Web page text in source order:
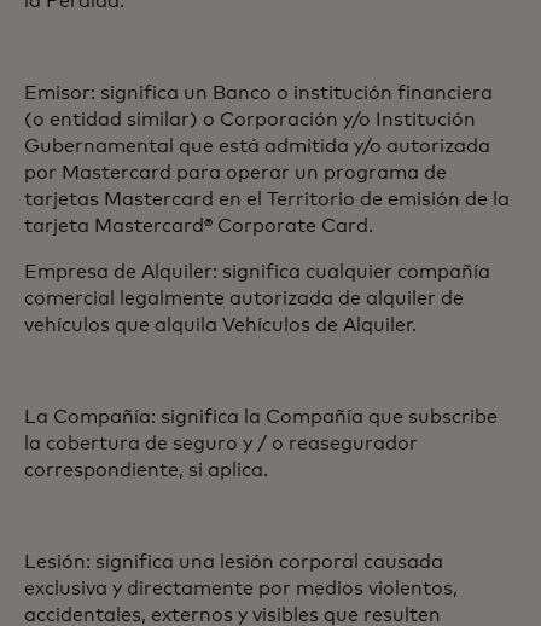
Emisor: significa un Banco o institución financiera
(o entidad similar) o Corporación y/o Institución
Gubernamental que está admitida y/o autorizada
por Mastercard para operar un programa de
tarjetas Mastercard en el Territorio de emisión de la
tarjeta Mastercard® Corporate Card.
Empresa de Alquiler: significa cualquier compañía
comercial legalmente autorizada de alquiler de
vehículos que alquila Vehículos de Alquiler.
La Compañía: significa la Compañía que subscribe
la cobertura de seguro y / o reasegurador
correspondiente, si aplica.
Lesión: significa una lesión corporal causada
exclusiva y directamente por medios violentos,
accidentales, externos y visibles que resulten